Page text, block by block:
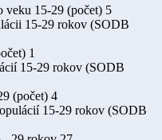
15-29 (počet) 5
15-29 rokov (SODB
1
15-29 rokov (SODB
(počet) 4
15-29 rokov (SODB